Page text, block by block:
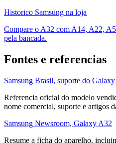
Historico Samsung na loja
Compare o A32 com A14, A22,
pela bancada.
Fontes e referencias
Samsung Brasil, suporte do
Referencia oficial do modelo
nome comercial, suporte e artigos
Samsung Newsroom, Galaxy A32
Resume a ficha do aparelho,